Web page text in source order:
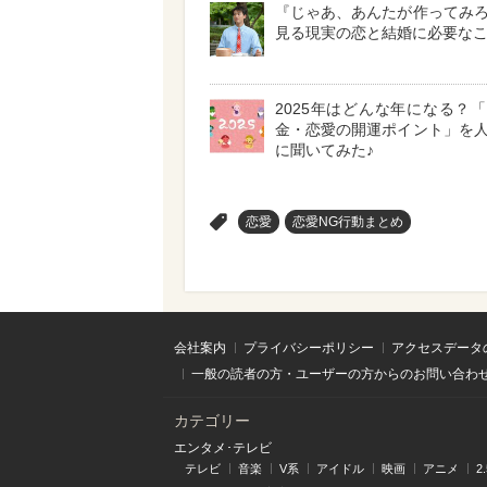
『じゃあ、あんたが作ってみ
見る現実の恋と結婚に必要な
2025年はどんな年になる？
金・恋愛の開運ポイント」を
に聞いてみた♪
恋愛 恋愛NG行動まとめ
会社案内 プライバシーポリシー
アクセスデー
一般の読者の方・ユーザーの方からのお問い合わ
カテゴリー
エンタメ･テレビ
テレビ 音楽 V系 アイドル 映画 アニメ